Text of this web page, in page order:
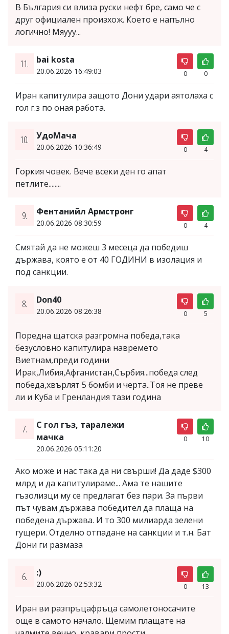
В България си влиза руски нефт бре, само че с
друг официален произхож. Което е напълно
логично! Мяууу...
11. bai kosta
20.06.2026 16:49:03 0 0
Иран капитулира защото Дони удари аятолаха с
гол г.з по оная работа.
10. УдоМача
20.06.2026 10:36:49 0 4
Горкия човек. Вече всеки ден го апат
петлите........
9. Фентанийл Армстронг
20.06.2026 08:30:59 0 4
Смятай да не можеш 3 месеца да победиш
държава, която е от 40 ГОДИНИ в изолация и
под санкции.
8. Don40
20.06.2026 08:26:38 0 5
Поредна щатска разгромна победа,така
безусловно капитулира навремето
Виетнам,преди години
Ирак,Либия,Афганистан,Сърбия...победа след
победа,хвърлят 5 бомби и черта..Тоя не преве
ли и Куба и Гренландия тази година
7.
С гол гъз, таралежи
мачка
20.06.2026 05:11:20
0 10
Ако може и нас така да ни свърши! Да даде $300
млрд и да капитулираме... Ама те нашите
гъзолизци му се предлагат без пари. За първи
път чувам държава победител да плаща на
победена държава. И то 300 милиарда зелени
гущери. Отделно отпадане на санкции и т.н. Бат
Дони ги размаза
6. :)
20.06.2026 02:53:32 0 13
Иран ви разпръцафръца самолетоносачите
още в самото начало. Щемим плащате на